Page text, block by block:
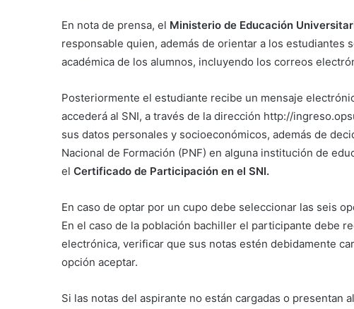
En nota de prensa, el Ministerio de Educación
responsable quien, además de orientar a los estudiantes
académica de los alumnos, incluyendo los correos
Posteriormente el estudiante recibe un mensaje
accederá al SNI, a través de la dirección http://
sus datos personales y socioeconómicos, además de
Nacional de Formación (PNF) en alguna institución de
el Certificado de Participación en el SNI.
En caso de optar por un cupo debe seleccionar las seis
En el caso de la población bachiller el participante debe
electrónica, verificar que sus notas estén debidamente
opción aceptar.
Si las notas del aspirante no están cargadas o presentan